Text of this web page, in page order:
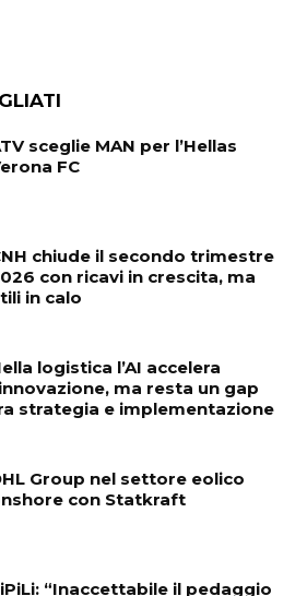
sceglie MAN per l’Hellas
FC
chiude il secondo trimestre
con ricavi in crescita, ma
in calo
logistica l’AI accelera
ma resta un gap
strategia e implementazione
Group nel settore eolico
con Statkraft
“Inaccettabile il pedaggio